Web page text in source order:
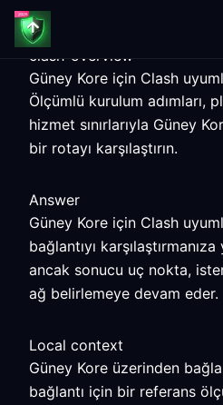
clash-overview
Güney Kore için Clash
Ölçümlü kurulum adımları,
hizmet sınırlarıyla Güney
bir rotayı karşılaştırın.
Answer
Güney Kore için Clash
bağlantıyı
ancak sonucu uç nokta,
ağ belirlemeye devam eder.
Local context
Güney Kore üzerinden
bağlantı için bir referans